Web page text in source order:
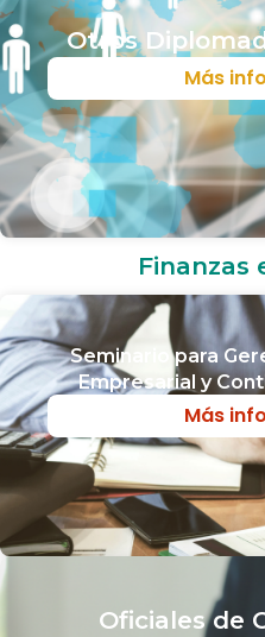
Otros
Más
Finanzas
Seminario para
Empresarial y
Más
Oficiales de